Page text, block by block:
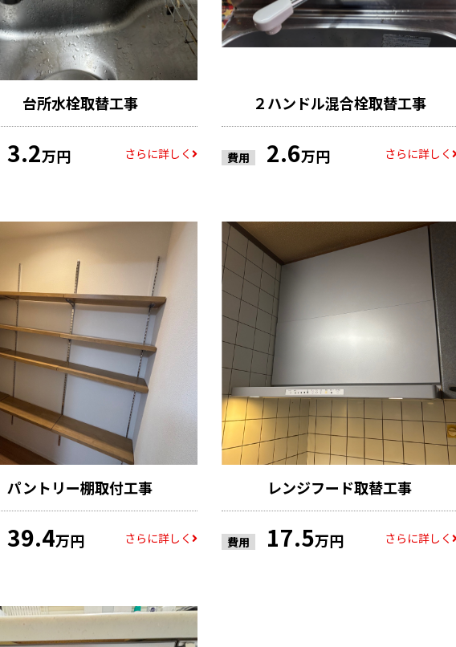
台所水栓取替工事
3.2万円 さらに詳しく
２ハンドル混合栓取替工事
費用 2.6万円 さらに詳しく
パントリー棚取付工事
39.4万円 さらに詳しく
レンジフード取替工事
費用 17.5万円 さらに詳しく